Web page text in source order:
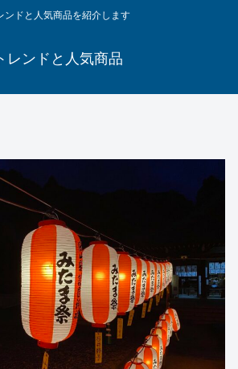
ンドと人気商品を紹介します
レンドと人気商品